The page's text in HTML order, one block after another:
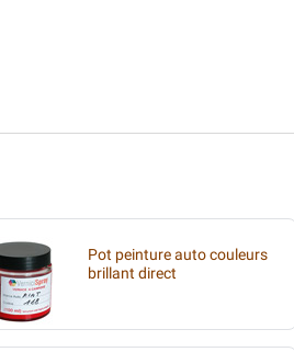
Pot peinture auto couleurs
brillant direct